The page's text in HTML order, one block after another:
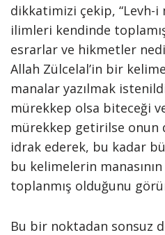
dikkatimizi çekip, “Levh-
ilimleri kendinde
esrarlar ve hikmetler
Allah Zülcelal’in bir
manalar yazılmak
mürekkep olsa biteceği
mürekkep getirilse onun
idrak ederek, bu kadar
bu kelimelerin
toplanmış olduğunu
Bu bir noktadan sonsuz